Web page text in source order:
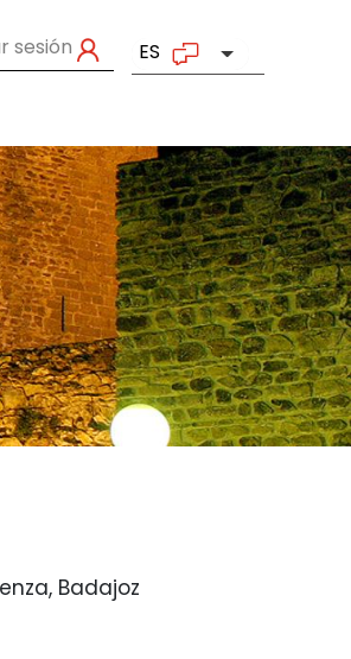
account menu
sesión ES Lista
Badajoz